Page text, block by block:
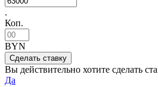
.
Коп.
BYN
Вы действительно хотите сделать
Да